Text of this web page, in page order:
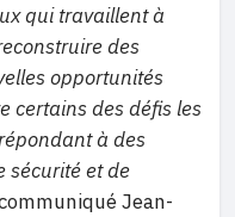
qui travaillent à
des
opportunités
certains des défis les
à des
sécurité et de
Jean-